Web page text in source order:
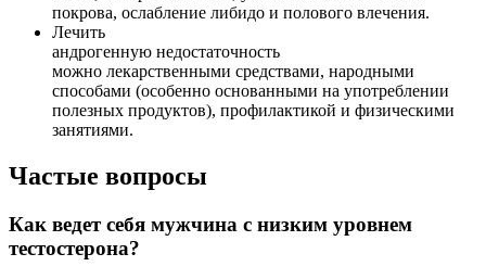
покрова, ослабление либидо и полового влечения.
Лечить
андрогенную недостаточность
можно лекарственными средствами, народными
способами (особенно основанными на употреблении
полезных продуктов), профилактикой и физическими
занятиями.
Частые вопросы
Как ведет себя мужчина с низким уровнем
тестостерона?